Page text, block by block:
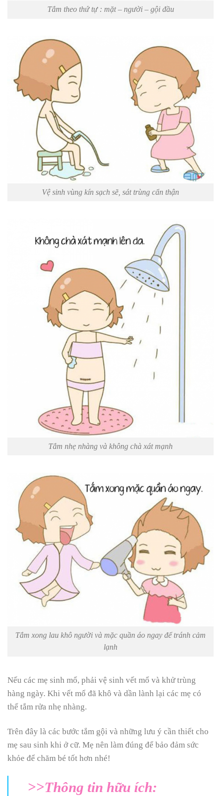
Tắm theo thứ tự : mặt – người – gội đầu
Vệ sinh vùng kín sạch sẽ, sát trùng cẩn thận
Tắm nhẹ nhàng và không chà xát mạnh
Tắm xong lau khô người và mặc quần áo ngay để tránh cảm
lạnh
Nếu các mẹ sinh mổ, phải vệ sinh vết mổ và khử trùng
hàng ngày. Khi vết mổ đã khô và dần lành lại các mẹ có
thể tắm rửa nhẹ nhàng.
Trên đây là các bước tắm gội và những lưu ý cần thiết cho
mẹ sau sinh khi ở cữ. Mẹ nên làm đúng để bảo đảm sức
khỏe để chăm bé tốt hơn nhé!
>>Thông tin hữu ích: